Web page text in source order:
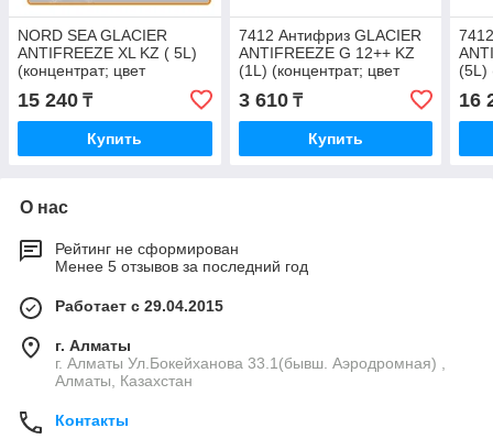
NORD SEA GLACIER
ANTIFREEZE XL KZ ( 5L)
(концентрат; цвет
зеленый)
15 240 ₸
Купить
7412 Антифриз GLACIER
ANTIFREEZE G 12++ KZ
(1L) (концентрат; цвет
красный)
3 610₸
Купить
(5L)
16
О нас
Рейтинг не сформирован
Менее 5 отзывов за последний год
Работает с 29.04.2015
г. Алматы
г. Алматы Ул.Бокейханова 33.1(бывш. Аэродромная) ,
Алматы, Казахстан
Контакты